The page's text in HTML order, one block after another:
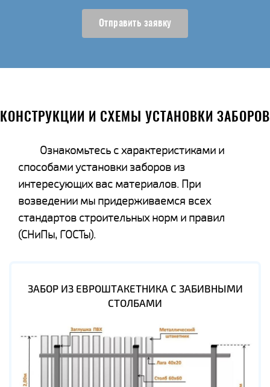
Отправить заявку
КОНСТРУКЦИИ И СХЕМЫ УСТАНОВКИ ЗАБОРОВ
Ознакомьтесь с характеристиками и
способами установки заборов из
интересующих вас материалов. При
возведении мы придерживаемся всех
стандартов строительных норм и правил
(СНиПы, ГОСТы).
ЗАБОР ИЗ ЕВРОШТАКЕТНИКА С ЗАБИВНЫМИ
СТОЛБАМИ